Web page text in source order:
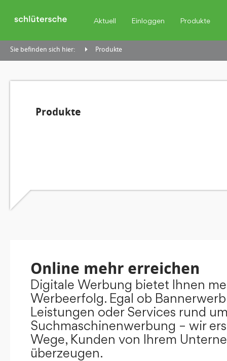
Aktuell Einloggen Produkte
Sie befinden sich hier: Produkte
Produkte
Online mehr erreichen
Digitale Werbung bietet Ihnen
Werbeerfolg. Egal ob
Leistungen oder Services rund
Suchmaschinenwerbung – wir
Wege, Kunden von Ihrem
überzeugen.